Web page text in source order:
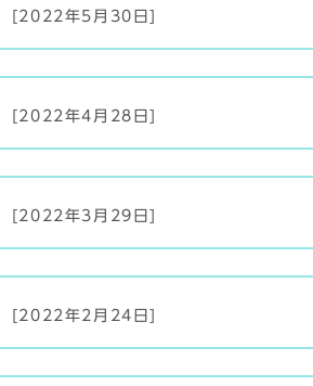
[2022年5月30日]
[2022年4月28日]
[2022年3月29日]
[2022年2月24日]